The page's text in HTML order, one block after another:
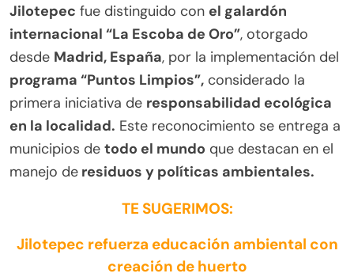
Jilotepec fue distinguido con el galardón
internacional “La Escoba de Oro”, otorgado
desde Madrid, España, por la implementación del
programa “Puntos Limpios”, considerado la
primera iniciativa de responsabilidad ecológica
en la localidad. Este reconocimiento se entrega a
municipios de todo el mundo que destacan en el
manejo de residuos y políticas ambientales.
TE SUGERIMOS:
Jilotepec refuerza educación ambiental con
creación de huerto